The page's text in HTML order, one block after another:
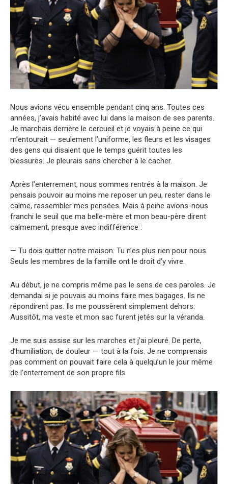
Nous avions vécu ensemble pendant cinq ans. Toutes ces
années, j’avais habité avec lui dans la maison de ses parents.
Je marchais derrière le cercueil et je voyais à peine ce qui
m’entourait — seulement l’uniforme, les fleurs et les visages
des gens qui disaient que le temps guérit toutes les
blessures. Je pleurais sans chercher à le cacher.
Après l’enterrement, nous sommes rentrés à la maison. Je
pensais pouvoir au moins me reposer un peu, rester dans le
calme, rassembler mes pensées. Mais à peine avions-nous
franchi le seuil que ma belle-mère et mon beau-père dirent
calmement, presque avec indifférence :
— Tu dois quitter notre maison. Tu n’es plus rien pour nous.
Seuls les membres de la famille ont le droit d’y vivre.
Au début, je ne compris même pas le sens de ces paroles. Je
demandai si je pouvais au moins faire mes bagages. Ils ne
répondirent pas. Ils me poussèrent simplement dehors.
Aussitôt, ma veste et mon sac furent jetés sur la véranda.
Je me suis assise sur les marches et j’ai pleuré. De perte,
d’humiliation, de douleur — tout à la fois. Je ne comprenais
pas comment on pouvait faire cela à quelqu’un le jour même
de l’enterrement de son propre fils.